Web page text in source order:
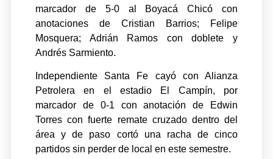
marcador de 5-0 al Boyacá Chicó con
anotaciones de Cristian Barrios; Felipe
Mosquera; Adrián Ramos con doblete y
Andrés Sarmiento.
Independiente Santa Fe cayó con Alianza
Petrolera en el estadio El Campín, por
marcador de 0-1 con anotación de Edwin
Torres con fuerte remate cruzado dentro del
área y de paso cortó una racha de cinco
partidos sin perder de local en este semestre.